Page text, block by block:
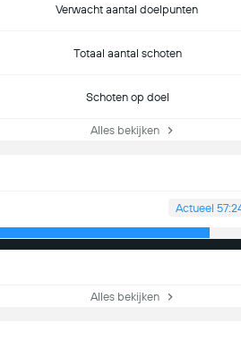
Verwacht aantal doelpunten
Totaal aantal schoten
Schoten op doel
Alles bekijken
Actueel
Alles bekijken